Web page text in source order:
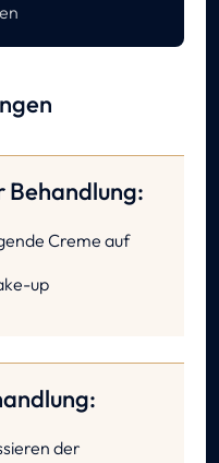
Behandlung:
Creme auf
up
der